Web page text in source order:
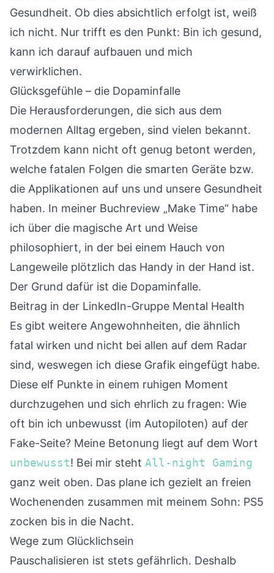
Gesundheit. Ob dies absichtlich erfolgt ist, weiß
ich nicht. Nur trifft es den Punkt: Bin ich gesund,
kann ich darauf aufbauen und mich
verwirklichen.
Glücksgefühle – die Dopaminfalle
Die Herausforderungen, die sich aus dem
modernen Alltag ergeben, sind vielen bekannt.
Trotzdem kann nicht oft genug betont werden,
welche fatalen Folgen die smarten Geräte bzw.
die Applikationen auf uns und unsere Gesundheit
haben. In meiner Buchreview „Make Time“ habe
ich über die magische Art und Weise
philosophiert, in der bei einem Hauch von
Langeweile plötzlich das Handy in der Hand ist.
Der Grund dafür ist die Dopaminfalle.
Beitrag in der LinkedIn-Gruppe Mental Health
Es gibt weitere Angewohnheiten, die ähnlich
fatal wirken und nicht bei allen auf dem Radar
sind, weswegen ich diese Grafik eingefügt habe.
Diese elf Punkte in einem ruhigen Moment
durchzugehen und sich ehrlich zu fragen: Wie
oft bin ich unbewusst (im Autopiloten) auf der
Fake-Seite? Meine Betonung liegt auf dem Wort
unbewusst! Bei mir steht All-night Gaming
ganz weit oben. Das plane ich gezielt an freien
Wochenenden zusammen mit meinem Sohn: PS5
zocken bis in die Nacht.
Wege zum Glücklichsein
Pauschalisieren ist stets gefährlich. Deshalb